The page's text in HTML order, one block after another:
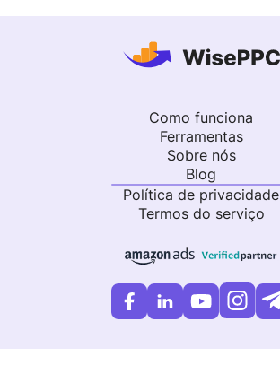
Como funciona
Ferramentas
Sobre nós
Blog
Política de privacidade
Termos do serviço